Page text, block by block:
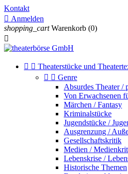
Kontakt
 Anmelden
shopping_cart Warenkorb (0)

  Theaterstücke und
  Genre
Absurdes Theater /
Von Erwachsenen
Märchen / Fantasy
Kriminalstücke
Jugendstücke /
Ausgrenzung /
Gesellschaftskritik
Medien /
Lebenskrise /
Historische Themen